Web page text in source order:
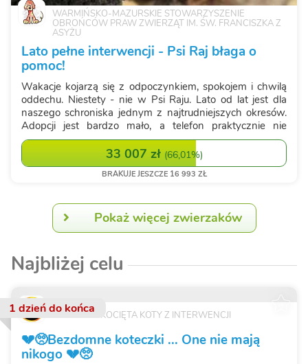
WARMIŃSKO-MAZURSKIE STOWARZYSZENIE
OBROŃCÓW PRAW ZWIERZĄT IM. ŚW. FRANCISZKA Z
ASYŻU
Lato pełne interwencji - Psi Raj błaga o
pomoc!
Wakacje kojarzą się z odpoczynkiem, spokojem i chwilą
oddechu. Niestety - nie w Psi Raju. Lato od lat jest dla
naszego schroniska jednym z najtrudniejszych okresów.
Adopcji jest bardzo mało, a telefon praktycznie nie
przestaje dzwonić. Każdego dnia dostajemy kolejne
zgłoszenia: porzucone psy, ch...
33 007 zł (66,01%)
BRAKUJE JESZCZE 16 993 ZŁ
Pokaż więcej zwierzaków
Najbliżej celu
1 dzieńdo końca
FUNDACJA KOCIĘTA KOTY Z INTERWENCJI
💔🥺Bezdomne koteczki ... One nie mają
nikogo 💔🥺